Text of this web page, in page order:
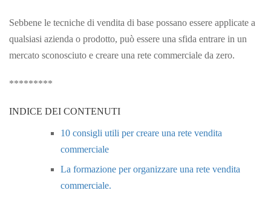
Sebbene le tecniche di vendita di base possano essere applicate a
qualsiasi azienda o prodotto, può essere una sfida entrare in un
mercato sconosciuto e creare una rete commerciale da zero.
*********
INDICE DEI CONTENUTI
10 consigli utili per creare una rete vendita
commerciale
La formazione per organizzare una rete vendita
commerciale.